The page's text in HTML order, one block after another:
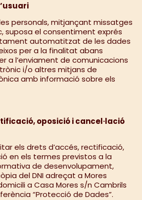
personals, mitjançant missatges
suposa el consentiment exprés
automatitzat de les dades
per a la finalitat abans
a l’enviament de comunicacions
i/o altres mitjans de
amb informació sobre els
oposició i cancel·lació
els drets d’accés, rectificació,
en els termes previstos a la
de desenvolupament,
del DNI adreçat a Mores
a Casa Mores s/n Cambrils
“Protecció de Dades”.